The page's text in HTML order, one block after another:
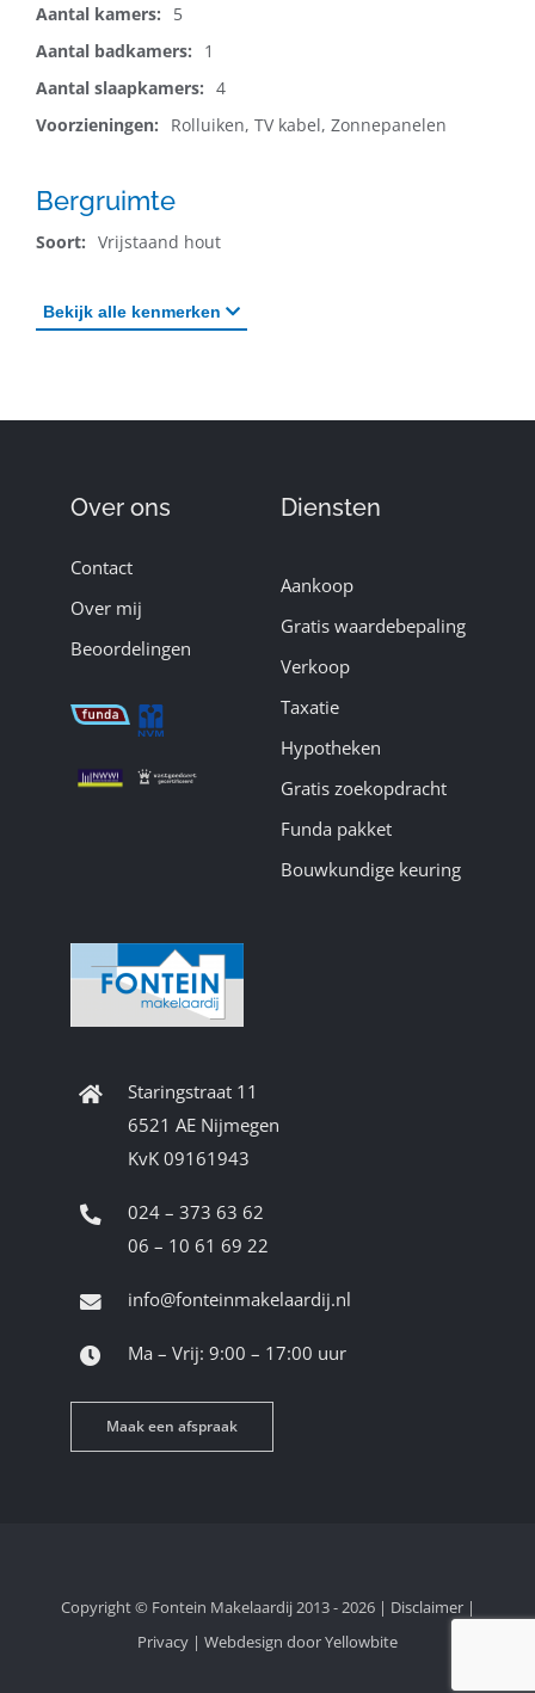
Aantal kamers:
5
Aantal badkamers:
1
Aantal slaapkamers: 4
Voorzieningen:
Rolluiken, TV kabel, Zonnepanelen
Bergruimte
Soort: Vrijstaand hout
Bekijk alle kenmerken
Over ons
Contact
Over mij
Beoordelingen
Diensten
Aankoop
Gratis waardebepaling
Verkoop
Taxatie
Hypotheken
Gratis zoekopdracht
Funda pakket
Bouwkundige keuring
Staringstraat 11
6521 AE Nijmegen
KvK 09161943
024 – 373 63 62
06 – 10 61 69 22
info@fonteinmakelaardij.nl
Ma – Vrij: 9:00 – 17:00 uur
Maak een afspraak
Copyright © Fontein Makelaardij 2013 - 2026 | Disclaimer|
Privacy | Webdesign door Yellowbite